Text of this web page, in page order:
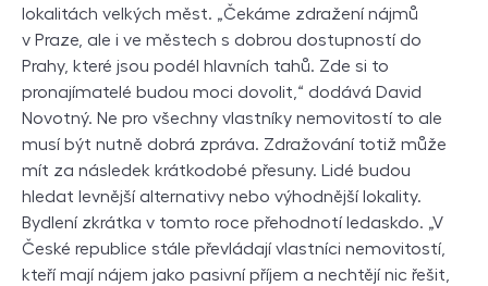
lokalitách velkých měst. „Čekáme zdražení nájmů
v Praze, ale i ve městech s dobrou dostupností do
Prahy, které jsou podél hlavních tahů. Zde si to
pronajímatelé budou moci dovolit,“ dodává David
Novotný. Ne pro všechny vlastníky nemovitostí to ale
musí být nutně dobrá zpráva. Zdražování totiž může
mít za následek krátkodobé přesuny. Lidé budou
hledat levnější alternativy nebo výhodnější lokality.
Bydlení zkrátka v tomto roce přehodnotí ledaskdo. „V
České republice stále převládají vlastníci nemovitostí,
kteří mají nájem jako pasivní příjem a nechtějí nic řešit,